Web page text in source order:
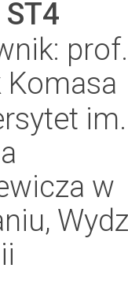
ST4
prof.
im.
w